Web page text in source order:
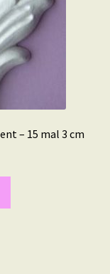
– 15 mal 3 cm